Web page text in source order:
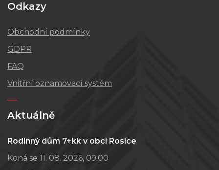
Odkazy
Obchodní podmínky
GDPR
FAQ
Vnitřní oznamovací systém
Aktuálně
Rodinný dům 7+kk v obci Rosice
Koná se 11. 08. 2026, 09:00